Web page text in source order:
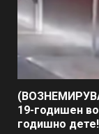
19-годишен
годишно дете!